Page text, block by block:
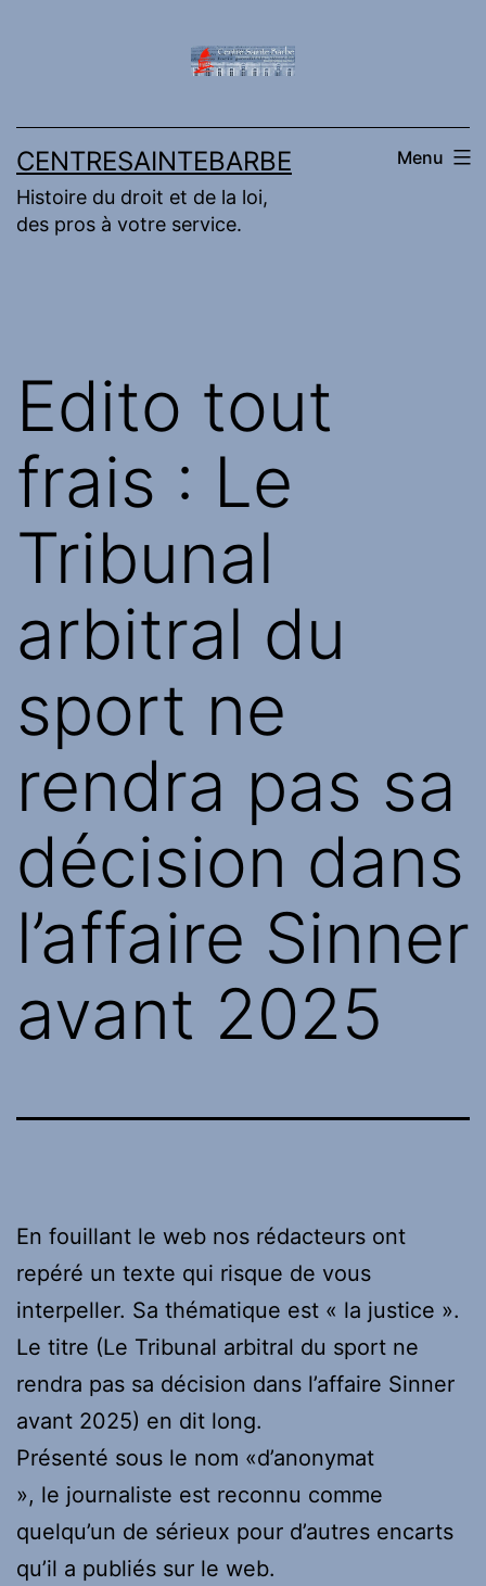
CENTRESAINTEBARBE
Histoire du droit et de la loi,
des pros à votre service.
Menu
Edito tout
frais : Le
Tribunal
arbitral du
sport ne
rendra pas sa
décision dans
l’affaire Sinner
avant 2025
En fouillant le web nos rédacteurs ont
repéré un texte qui risque de vous
interpeller. Sa thématique est « la justice ».
Le titre (Le Tribunal arbitral du sport ne
rendra pas sa décision dans l’affaire Sinner
avant 2025) en dit long.
Présenté sous le nom «d’anonymat
», le journaliste est reconnu comme
quelqu’un de sérieux pour d’autres encarts
qu’il a publiés sur le web.